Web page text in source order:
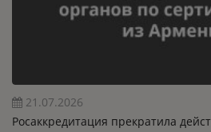
21.07.2026
Росаккредитация прекратила